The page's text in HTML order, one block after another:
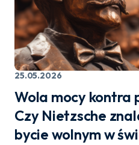
25.05.2026
Wola mocy kontra
Czy Nietzsche
bycie wolnym w